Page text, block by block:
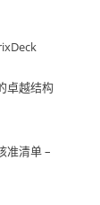
卓越结构
准清单 –